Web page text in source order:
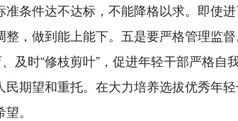
条件达不达标，不能降格以求。即使
，做到能上能下。五是要严格管理监
及时“修枝剪叶”，促进年轻干部严格
期望和重托。在大力培养选拔优秀年
。